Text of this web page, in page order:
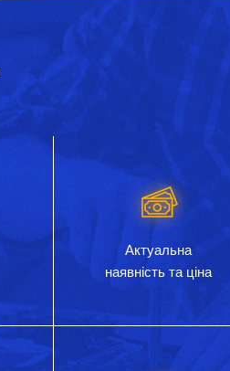
Актуальна
наявність та ціна